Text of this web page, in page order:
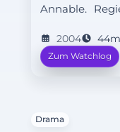
Befund, den
Übernahme
Annable.
2004 44m
Zum Watchlog
Drama